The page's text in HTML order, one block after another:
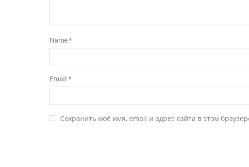
Name*
Email *
Сохранить моё имя, email и адрес сайта в этом